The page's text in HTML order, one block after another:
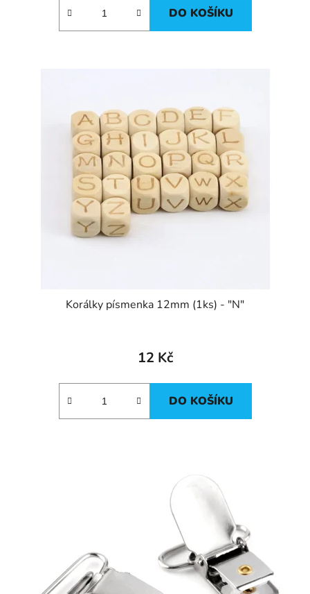
DO KOŠÍKU
Korálky písmenka 12mm (1ks) - "N"
12 Kč
DO KOŠÍKU